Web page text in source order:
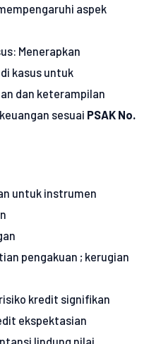
aspek
Menerapkan
kasus untuk
dan keterampilan
sesuai PSAK No.
untuk instrumen
pengakuan ; kerugian
kredit signifikan
ekspektasian
lindung nilai